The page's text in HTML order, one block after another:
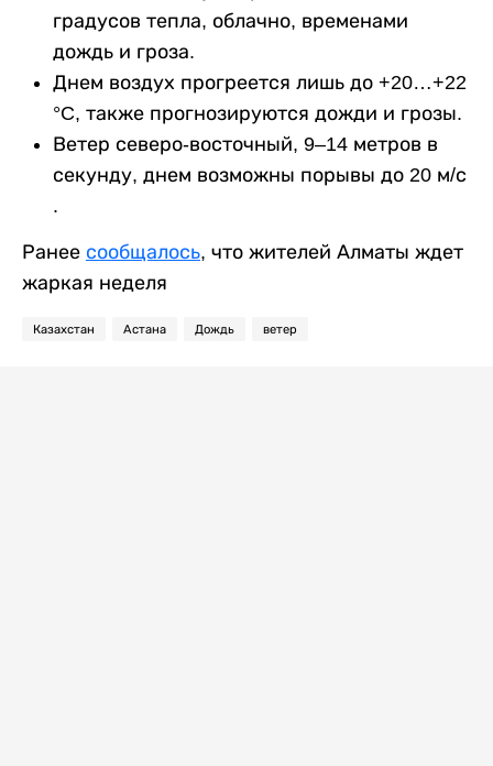
градусов тепла, облачно, временами
дождь и гроза.
Днем воздух прогреется лишь до +20…+22
°C, также прогнозируются дожди и грозы.
Ветер северо-восточный, 9–14 метров в
секунду, днем возможны порывы до 20 м/с
.
Ранее сообщалось, что жителей Алматы ждет
жаркая неделя
Казахстан Астана Дождь ветер